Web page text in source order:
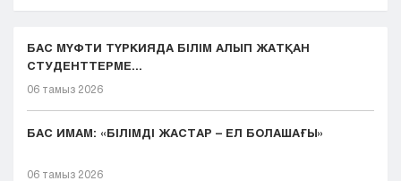
БАС МҮФТИ ТҮРКИЯДА БІЛІМ АЛЫП ЖАТҚАН
СТУДЕНТТЕРМЕ...
06 тамыз 2026
БАС ИМАМ: «БІЛІМДІ ЖАСТАР – ЕЛ БОЛАШАҒЫ»
06 тамыз 2026